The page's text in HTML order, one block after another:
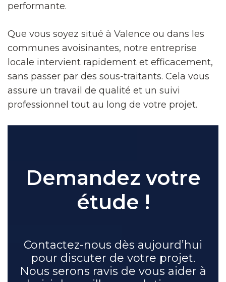
performante.
Que vous soyez situé à Valence ou dans les
communes avoisinantes, notre entreprise
locale intervient rapidement et efficacement,
sans passer par des sous-traitants. Cela vous
assure un travail de qualité et un suivi
professionnel tout au long de votre projet.
Demandez votre
étude !
Contactez-nous dès aujourd’hui
pour discuter de votre projet.
Nous serons ravis de vous aider à